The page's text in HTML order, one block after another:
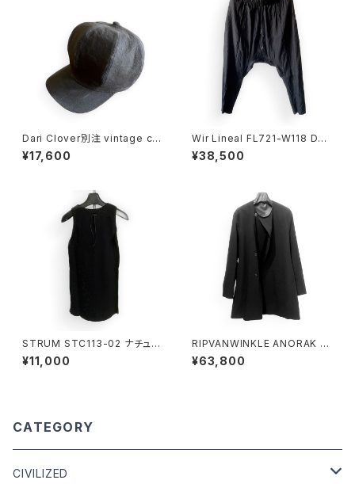
Dari Clover別注 vintage ca
squette BLACK
¥17,600
Wir Lineal FL721-W118 DRE
SS TQ PANTS Bloom BLAC
K
¥38,500
STRUM STC113-02 ナチュラ
ル天竺タンクトップ BLACK
¥11,000
RIPVANWINKLE ANORAK JE
RSEY COAT BLACK
¥63,800
CATEGORY
CIVILIZED